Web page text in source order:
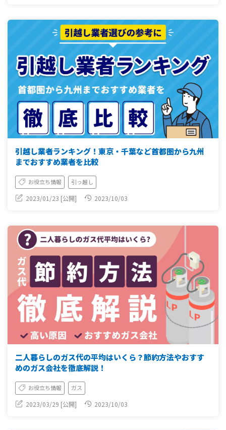
引越し業者ランキング！東京・千葉など首都圏から九州
までおすすめ業者を比較
お役立ち情報 引っ越し
2023/01/23 [公開] 2023/10/03
二人暮らしのガス代の平均はいくら？節約方法やおすす
めのガス会社を徹底解説！
お役立ち情報 ガス
2023/03/29 [公開] 2023/10/03